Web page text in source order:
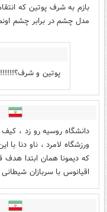
بازم به شرف پوتین که
مدل چشم در برابر چشم
پوتین و
دانشگاه روسیه رو زد ،
ورزشگاه لامرد ، ناو دنا
که دیمونا همان ابتدا هدف
اقیانوس با سربازان